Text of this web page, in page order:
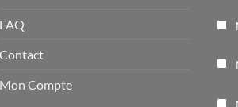
FAQ
Contact
Mon Compte